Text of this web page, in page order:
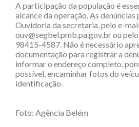
A participação da população é
alcance da operação. As
Ouvidoria da secretaria, pelo e-mail
ouv@segbel.pmb.pa.gov.br ou
98415-4587. Não é necessário
documentação para registrar a
informar o endereço completo,
possível, encaminhar fotos do
identificação.
Foto: Agência Belém